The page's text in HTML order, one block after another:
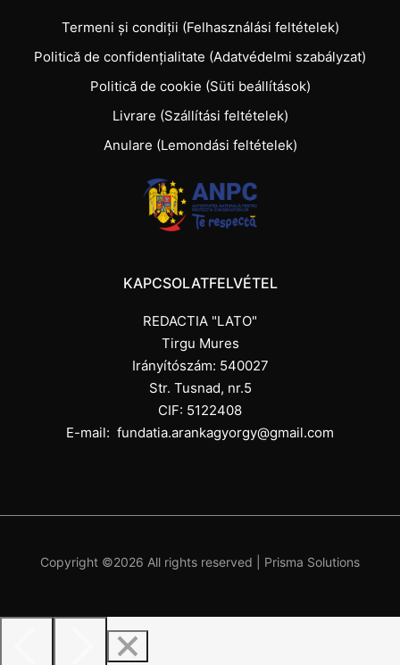
Termeni și condiții (Felhasználási feltételek)
Politică de confidențialitate (Adatvédelmi szabályzat)
Politică de cookie (Süti beállítások)
Livrare (Szállítási feltételek)
Anulare (Lemondási feltételek)
KAPCSOLATFELVÉTEL
REDACTIA "LATO"
Tirgu Mures
Irányítószám: 540027
Str. Tusnad, nr.5
CIF: 5122408
E-mail: fundatia.arankagyorgy@gmail.com
Copyright ©2026 All rights reserved | Prisma Solutions